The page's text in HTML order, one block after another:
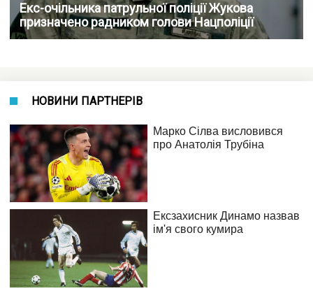
Екс-очільника патрульної поліції Жукова
призначено радником голови Нацполіції
НОВИНИ ПАРТНЕРІВ